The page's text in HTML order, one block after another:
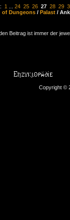
1 24 25 26 27 28 29
of Dungeons / Palast /
Beitrag ist immer der
Copyright ©